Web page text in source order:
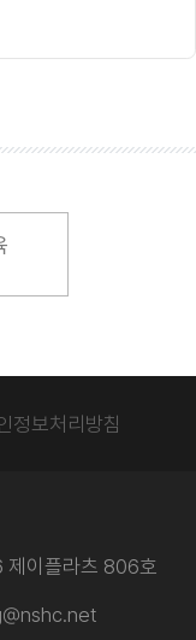
정보처리방침
제이플라츠 806호